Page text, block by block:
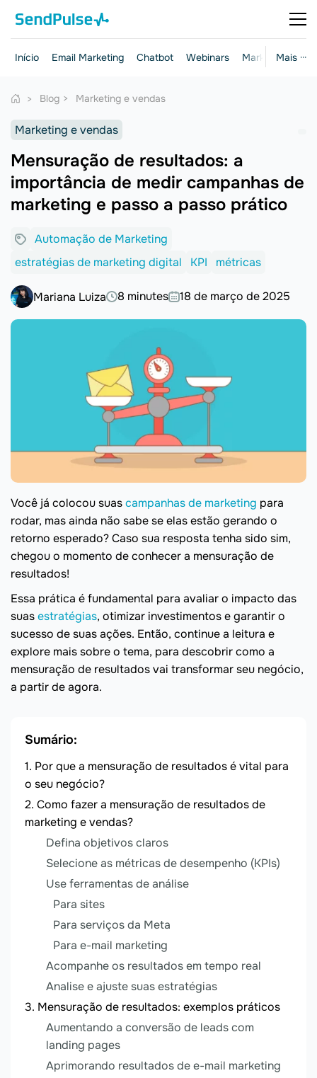
Mais ···
Início Email Marketing Chatbot Webinars Marketing e
Blog Marketing e vendas
Marketing e vendas
Mensuração de resultados: a
importância de medir campanhas de
marketing e passo a passo prático
Automação de Marketing
estratégias de marketing digital
KPI métricas
Mariana Luiza 8 minutes 18 de março de 2025
Você já colocou suascampanhas de marketing para
rodar, mas ainda não sabe se elas estão gerando o
retorno esperado? Caso sua resposta tenha sido sim,
chegou o momento de conhecer a mensuração de
resultados!
Essa prática é fundamental para avaliar o impacto das
suasestratégias, otimizar investimentos e garantir o
sucesso de suas ações. Então, continue a leitura e
explore mais sobre o tema, para descobrir como a
mensuração de resultados vai transformar seu negócio,
a partir de agora.
Sumário:
Por que a mensuração de resultados é vital para
o seu negócio?
Como fazer a mensuração de resultados de
marketing e vendas?
Defina objetivos claros
Selecione as métricas de desempenho (KPIs)
Use ferramentas de análise
Para sites
Para serviços da Meta
Para e-mail marketing
Acompanhe os resultados em tempo real
Analise e ajuste suas estratégias
Mensuração de resultados: exemplos práticos
Aumentando a conversão de leads com
landing pages
Aprimorando resultados de e-mail marketing